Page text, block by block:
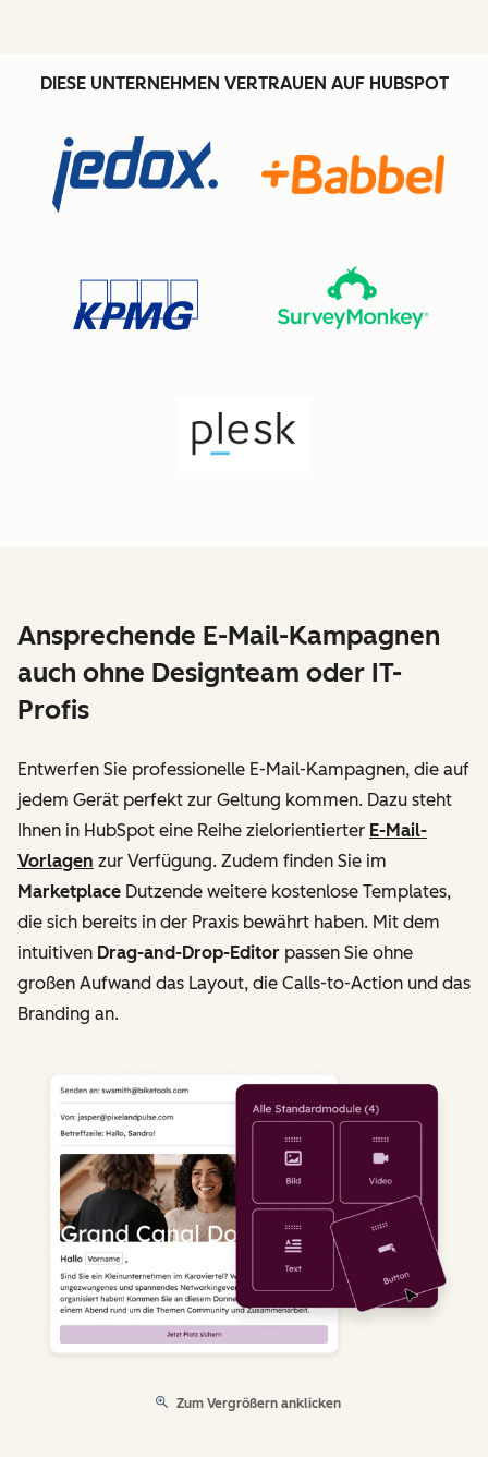
DIESE UNTERNEHMEN VERTRAUEN AUF HUBSPOT
Ansprechende E-Mail-Kampagnen
auch ohne Designteam oder IT-
Profis
Entwerfen Sie professionelle E-Mail-Kampagnen, die auf
jedem Gerät perfekt zur Geltung kommen. Dazu steht
Ihnen in HubSpot eine Reihe zielorientierter E-Mail-
Vorlagen zur Verfügung. Zudem finden Sie im
Marketplace Dutzende weitere kostenlose Templates,
die sich bereits in der Praxis bewährt haben. Mit dem
intuitiven Drag-and-Drop-Editor passen Sie ohne
großen Aufwand das Layout, die Calls-to-Action und das
Branding an.
Zum Vergrößern anklicken